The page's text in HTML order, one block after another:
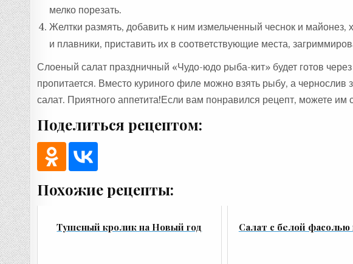
мелко порезать.
Желтки размять, добавить к ним измельченный чеснок и
и плавники, приставить их в соответствующие места,
Слоеный салат праздничный «Чудо-юдо рыба-кит» будет готов
пропитается. Вместо куриного филе можно взять рыбу, а чернослив
салат. Приятного аппетита!Если вам понравился рецепт, можете им
Поделиться рецептом:
Похожие рецепты:
Тушеный кролик на Новый год Салат с белой фасолью